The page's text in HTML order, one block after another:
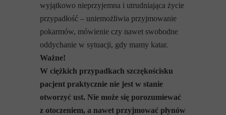
wyjątkowo nieprzyjemna i utrudniająca życie
przypadłość – uniemożliwia przyjmowanie
pokarmów, mówienie czy nawet swobodne
oddychanie w sytuacji, gdy mamy katar.
Ważne!
W ciężkich przypadkach szczękościsku
pacjent praktycznie nie jest w stanie
otworzyć ust. Nie może się porozumiewać
z otoczeniem, a nawet przyjmować płynów